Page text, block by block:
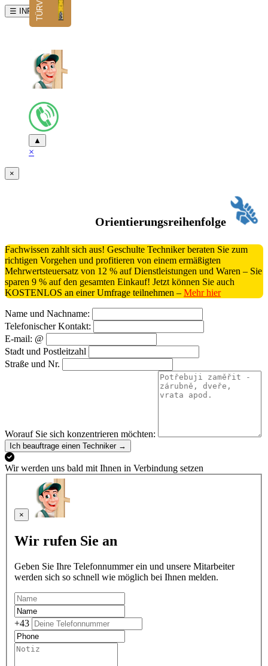
☰ INFO
▲
×
×
Orientierungsreihenfolge
Fachwissen zahlt sich aus! Geschulte Techniker beraten Sie zum
richtigen Vorgehen und profitieren von einem ermäßigten
Mehrwertsteuersatz von 12 % auf Dienstleistungen und Waren – Sie
sparen 9 % auf den gesamten Einkauf! Jetzt können Sie auch
KOSTENLOS an einer Umfrage teilnehmen – Mehr hier
Name und Nachname:
Telefonischer Kontakt:
E-mail: @
Stadt und Postleitzahl
Straße und Nr.
Worauf Sie sich konzentrieren möchten:
Ich beauftrage einen Techniker →
Wir werden uns bald mit Ihnen in Verbindung setzen
×
Wir rufen Sie an
Geben Sie Ihre Telefonnummer ein und unsere Mitarbeiter
werden sich so schnell wie möglich bei Ihnen melden.
+43